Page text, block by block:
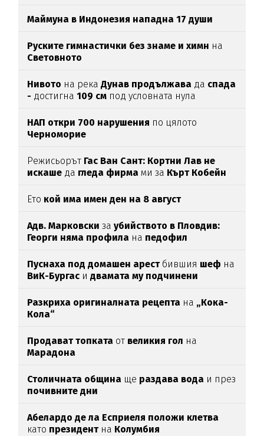
Маймуна в Индонезия нападна 17 души
Руските гимнастички без знаме и химн на
Световното
Нивото на рекаДунав продължава да спада
- достигна109 см под условната нула
НАП откри 700 нарушения по цялото
Черноморие
Режисьорът Гас Ван Сант: Кортни Лав не
искаше да гледа фирма ми за Кърт Кобейн
Ето кой има имен ден на 8 август
Адв. Марковски заубийството в Пловдив:
Георги няма профила на педофил
Пуснаха под домашен арестбившия шеф на
ВиК-Бургас и двамата му подчинени
Разкриха оригиналната рецепта на „Кока-
Кола“
Продават топката от великия гол на
Марадона
Столичната община ще раздава вода и през
почивните дни
Абелардо де ла Есприеля положи клетва
като президент на Колумбия